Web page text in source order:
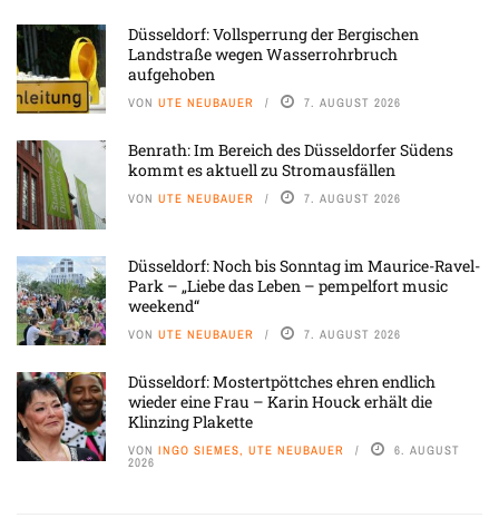
Düsseldorf: Vollsperrung der Bergischen
Landstraße wegen Wasserrohrbruch
aufgehoben
VON UTE NEUBAUER 7. AUGUST 2026
Benrath: Im Bereich des Düsseldorfer Südens
kommt es aktuell zu Stromausfällen
VON UTE NEUBAUER 7. AUGUST 2026
Düsseldorf: Noch bis Sonntag im Maurice-Ravel-
Park – „Liebe das Leben – pempelfort music
weekend“
VON UTE NEUBAUER 7. AUGUST 2026
Düsseldorf: Mostertpöttches ehren endlich
wieder eine Frau – Karin Houck erhält die
Klinzing Plakette
VON INGO SIEMES, UTE NEUBAUER 6. AUGUST
2026